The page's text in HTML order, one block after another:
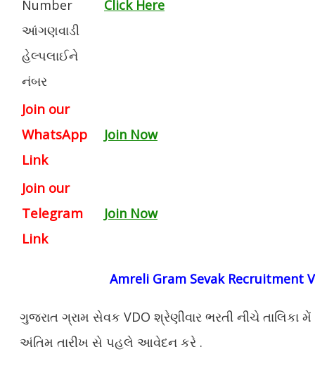
Number
આંગણવાડી
હેલ્પલાઈને
નંબર
Click Here
Join our
WhatsApp
Link
Join Now
Join our
Telegram
Link
Join Now
Amreli Gram Sevak Recruitment
ગુજરાત ગ્રામ સેવક VDO શ્રેણીવાર ભરતી નીચે તાલિકા
અંતિમ તારીખ સે પહલે આવેદન કરે .